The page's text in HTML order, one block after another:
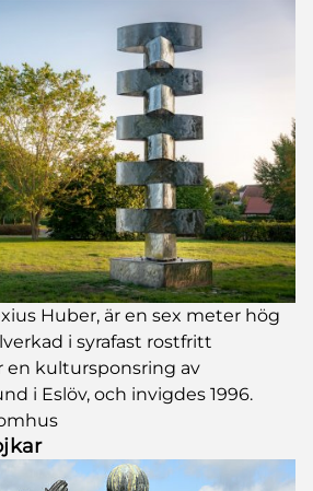
Huber, är en sex meter hög
i syrafast rostfritt
en kultursponsring av
i Eslöv, och invigdes 1996.